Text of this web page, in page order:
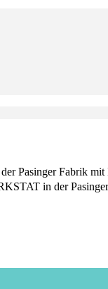
Pasinger Fabrik
in der